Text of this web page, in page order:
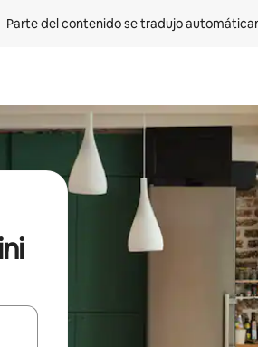
Parte del contenido se tradujo
navegar usando las teclas de las flechas